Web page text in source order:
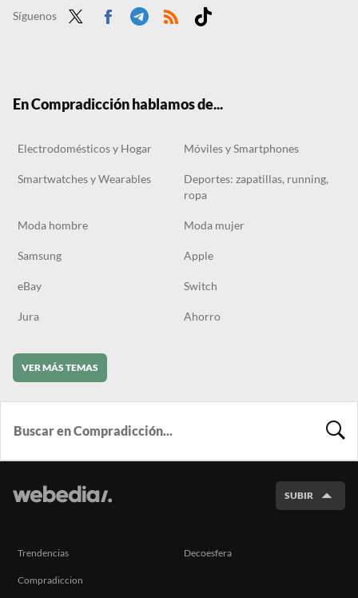
Síguenos
En Compradicción hablamos de...
Electrodomésticos y Hogar Móviles y Smartphones
Smartwatches y Wearables
Deportes: zapatillas, running,
ropa
Moda hombre Moda mujer
Samsung Apple
eBay Switch
Jura Ahorro
VER MÁS TEMAS
SUBIR
Trendencias Decoesfera
Compradiccion